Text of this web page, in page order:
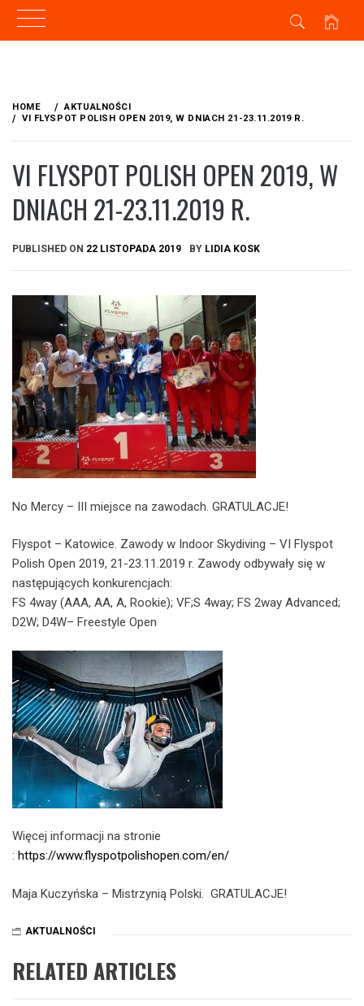
content
HOME
AKTUALNOŚCI
VI FLYSPOT POLISH OPEN 2019, W DNIACH 21-23.11.2019 R.
VI FLYSPOT POLISH OPEN 2019, W
DNIACH 21-23.11.2019 R.
PUBLISHED ON 22 LISTOPADA 2019 BY LIDIA KOSK
No Mercy – III miejsce na zawodach. GRATULACJE!
Flyspot – Katowice. Zawody w Indoor Skydiving – VI Flyspot
Polish Open 2019, 21-23.11.2019 r. Zawody odbywały się w
następujących konkurencjach:
FS 4way (AAA, AA, A, Rookie); VF;S 4way; FS 2way Advanced;
D2W; D4W– Freestyle Open
Więcej informacji na stronie
: https://www.flyspotpolishopen.com/en/
Maja Kuczyńska – Mistrzynią Polski. GRATULACJE!
AKTUALNOŚCI
RELATED ARTICLES